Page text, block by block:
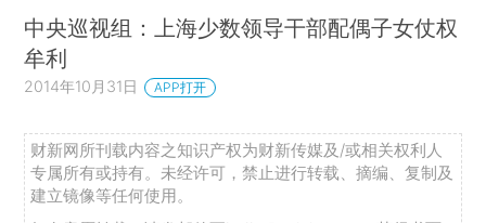
中央巡视组：上海少数领导干部配偶子女仗权
牟利
2014年10月31日 APP打开
财新网所刊载内容之知识产权为财新传媒及/或相关权利人
专属所有或持有。未经许可，禁止进行转载、摘编、复制及
建立镜像等任何使用。